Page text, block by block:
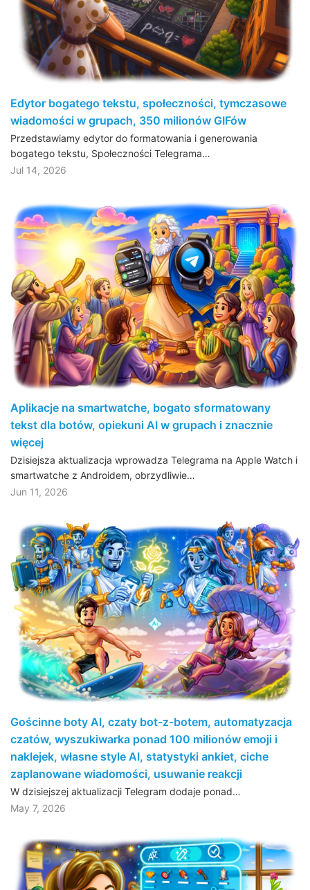
Edytor bogatego tekstu, społeczności, tymczasowe
wiadomości w grupach, 350 milionów GIFów
Przedstawiamy edytor do formatowania i generowania
bogatego tekstu, Społeczności Telegrama…
Jul 14, 2026
Aplikacje na smartwatche, bogato sformatowany
tekst dla botów, opiekuni AI w grupach i znacznie
więcej
Dzisiejsza aktualizacja wprowadza Telegrama na Apple Watch i
smartwatche z Androidem, obrzydliwie…
Jun 11, 2026
Gościnne boty AI, czaty bot-z-botem, automatyzacja
czatów, wyszukiwarka ponad 100 milionów emoji i
naklejek, własne style AI, statystyki ankiet, ciche
zaplanowane wiadomości, usuwanie reakcji
W dzisiejszej aktualizacji Telegram dodaje ponad…
May 7, 2026